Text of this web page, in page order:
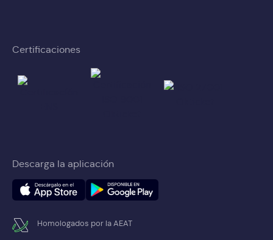
Certificaciones
Descarga la aplicación
Homologados por la AEAT